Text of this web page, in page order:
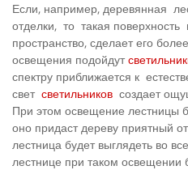
Если, например, деревянная
отделки, то такая поверхность
пространство, сделает его
освещения подойдут
спектру приближается к
свет светильников создает
При этом освещение лестницы
оно придаст дереву приятный
лестница будет выглядеть во
лестнице при таком освещении